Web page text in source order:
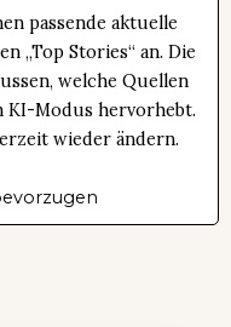
passende aktuelle
„Top Stories“ an. Die
welche Quellen
KI-Modus hervorhebt.
wieder ändern.